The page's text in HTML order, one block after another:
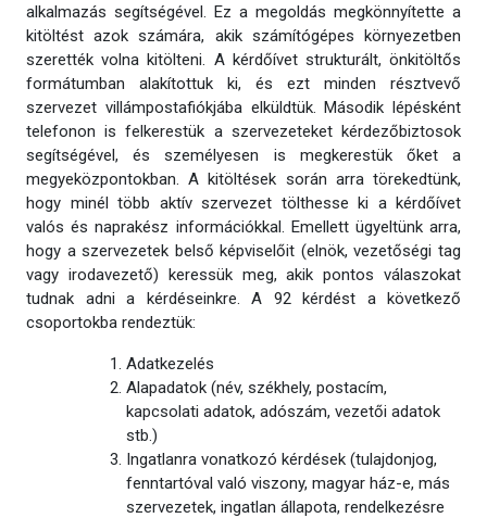
alkalmazás segítségével. Ez a megoldás megkönnyítette a
kitöltést azok számára, akik számítógépes környezetben
szerették volna kitölteni. A kérdőívet strukturált, önkitöltős
formátumban alakítottuk ki, és ezt minden résztvevő
szervezet villámpostafiókjába elküldtük. Második lépésként
telefonon is felkerestük a szervezeteket kérdezőbiztosok
segítségével, és személyesen is megkerestük őket a
megyeközpontokban. A kitöltések során arra törekedtünk,
hogy minél több aktív szervezet tölthesse ki a kérdőívet
valós és naprakész információkkal. Emellett ügyeltünk arra,
hogy a szervezetek belső képviselőit (elnök, vezetőségi tag
vagy irodavezető) keressük meg, akik pontos válaszokat
tudnak adni a kérdéseinkre. A 92 kérdést a következő
csoportokba rendeztük:
Adatkezelés
Alapadatok (név, székhely, postacím,
kapcsolati adatok, adószám, vezetői adatok
stb.)
Ingatlanra vonatkozó kérdések (tulajdonjog,
fenntartóval való viszony, magyar ház-e, más
szervezetek, ingatlan állapota, rendelkezésre